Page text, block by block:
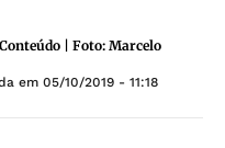
| Foto: Marcelo
em 05/10/2019 - 11:18